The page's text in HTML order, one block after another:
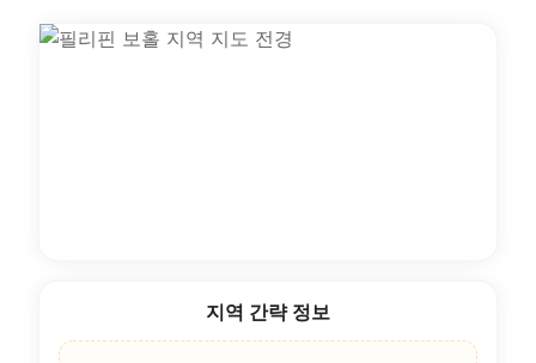
지역 간략 정보